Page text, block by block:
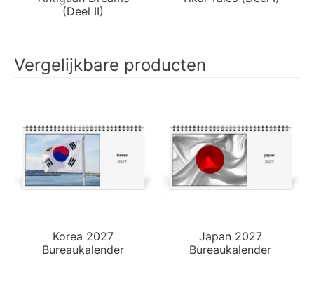
(Deel II)
Vergelijkbare producten
Korea 2027
Bureaukalender
Japan 2027
Bureaukalender